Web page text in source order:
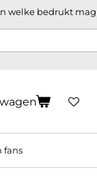
welke bedrukt
fans